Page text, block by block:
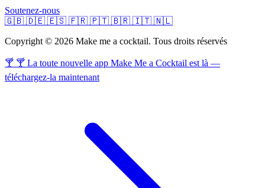
Soutenez-nous
🇬🇧 🇩🇪 🇪🇸 🇫🇷 🇵🇹 🇧🇷 🇮🇹 🇳🇱
Copyright © 2026 Make me a cocktail. Tous droits réservés
🍸 🍸 La toute nouvelle app Make Me a Cocktail est là —
téléchargez-la maintenant